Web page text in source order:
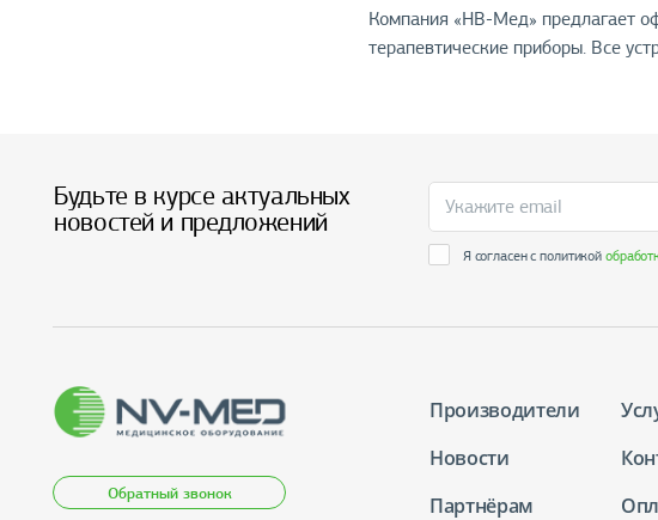
Компания «НВ-Мед» предлагает
терапевтические приборы. Все
Будьте в курсе актуальных
новостей и предложений
Я согласен с политикой
Обратный звонок
Производители
Новости
Партнёрам